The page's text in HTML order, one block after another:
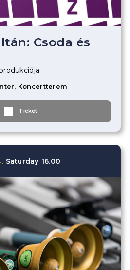
Csoda és
Koncertterem
Ticket
Saturday 16.00